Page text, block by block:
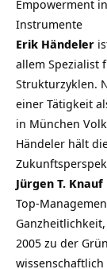
Empowerment
Instrumente
Erik Händeler
allem Spezialist
Strukturzyklen.
einer Tätigkeit
in München
Händeler hält
Jürgen T. Knauf
Top-
2005 zu der